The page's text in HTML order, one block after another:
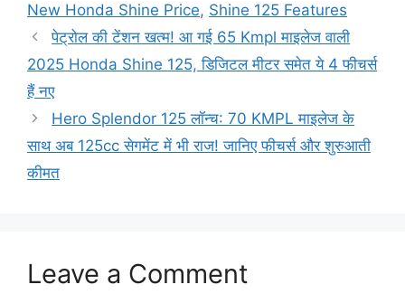
New Honda Shine Price, Shine 125 Features
पेट्रोल की टेंशन खत्म! आ गई 65 Kmpl माइलेज वाली
2025 Honda Shine 125, डिजिटल मीटर समेत ये 4 फीचर्स
हैं नए
Hero Splendor 125 लॉन्च: 70 KMPL माइलेज के
साथ अब 125cc सेगमेंट में भी राज! जानिए फीचर्स और शुरुआती
कीमत
Leave a Comment